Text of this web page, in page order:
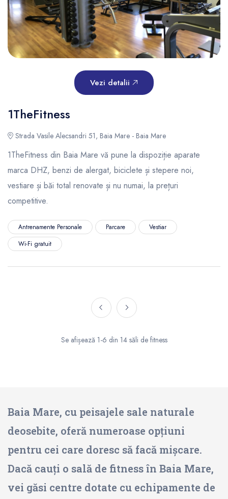
Vezi detalii
1TheFitness
Strada Vasile Alecsandri 51, Baia Mare - Baia Mare
1TheFitness din Baia Mare vă pune la dispoziție aparate
marca DHZ, benzi de alergat, biciclete și stepere noi,
vestiare și băi total renovate și nu numai, la prețuri
competitive.
Antrenamente Personale Parcare
Vestiar
Wi-Fi gratuit
Se afișează 1-6 din 14 săli de fitness
Baia Mare, cu peisajele sale naturale
deosebite, oferă numeroase opțiuni
pentru cei care doresc să facă mișcare.
Dacă cauți o sală de fitness în Baia Mare,
vei găsi centre dotate cu echipamente de